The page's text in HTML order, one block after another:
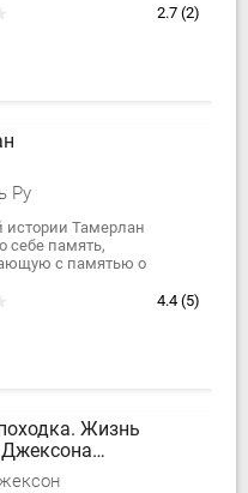
сродни
2.7 (2)
Ру
истории Тамерлан
себе память,
с памятью о
тридцать пять
4.4 (5)
Жизнь
им самим